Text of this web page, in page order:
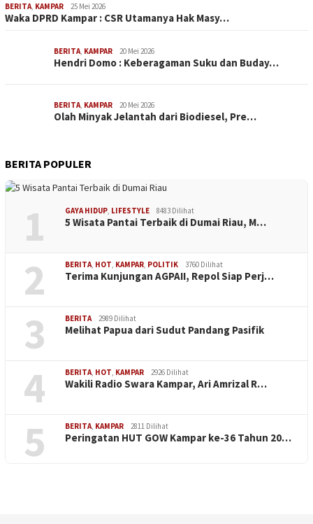
BERITA KAMPAR 25 Mei 2026
Waka DPRD Kampar : CSR Utamanya Hak Masy…
BERITA KAMPAR 20 Mei 2026
Hendri Domo : Keberagaman Suku dan Buday…
BERITA KAMPAR 20 Mei 2026
Olah Minyak Jelantah dari Biodiesel, Pre…
BERITA POPULER
1 GAYA HIDUP LIFESTYLE 8483 Dilihat
5 Wisata Pantai Terbaik di Dumai Riau, M…
2 BERITA HOT KAMPAR POLITIK 3760 Dilihat
Terima Kunjungan AGPAII, Repol Siap Perj…
3 BERITA 2989 Dilihat
Melihat Papua dari Sudut Pandang Pasifik
4 BERITA HOT KAMPAR 2926 Dilihat
Wakili Radio Swara Kampar, Ari Amrizal R…
5 BERITA KAMPAR 2811 Dilihat
Peringatan HUT GOW Kampar ke-36 Tahun 20…